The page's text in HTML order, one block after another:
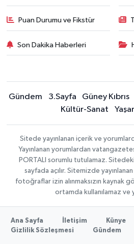
Puan Durumu ve Fikstür
Son Dakika Haberleri
Gündem 3.Sayfa Güney Kıbrıs
Kültür-Sanat
Sitede yayınlanan içerik ve
Yayınlanan yorumlardan
PORTALI sorumlu tutulamaz.
sayfada açılır. Sitemizde
fotoğraflar izin alınmaksızın kaynak
ortamda kullanılamaz ve
Ana Sayfa İletişim
Künye
Gizlilik Sözleşmesi
Gündem